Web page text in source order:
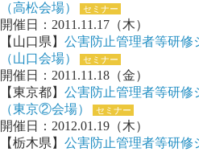
（高松会場）
セミナー
開催日：2011.11.17（木）
【山口県】 公害防止管理者等研
（山口会場）
セミナー
開催日：2011.11.18（金）
【東京都】 公害防止管理者等研
（東京②会場）
セミナー
開催日：2012.01.19（木）
【栃木県】 公害防止管理者等研